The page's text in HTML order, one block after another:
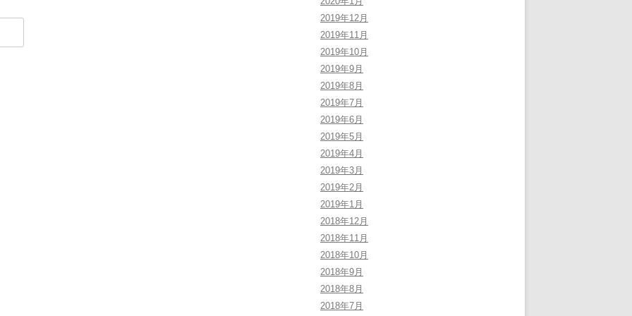
2019年12月
2019年11月
2019年10月
2019年9月
2019年8月
2019年7月
2019年6月
2019年5月
2019年4月
2019年3月
2019年2月
2019年1月
2018年12月
2018年11月
2018年10月
2018年9月
2018年8月
2018年7月